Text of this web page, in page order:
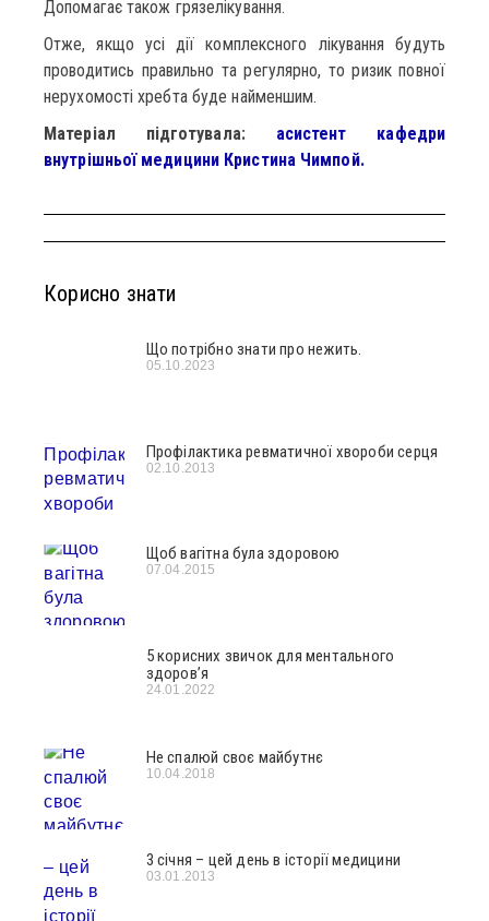
Допомагає також грязелікування.
Отже, якщо усі дії комплексного лікування будуть
проводитись правильно та регулярно, то ризик повної
нерухомості хребта буде найменшим.
Матеріал підготувала: асистент кафедри
внутрішньої медицини Кристина Чимпой.
Корисно знати
Що потрібно знати про нежить.
05.10.2023
Профілактика ревматичної хвороби серця
02.10.2013
Щоб вагітна була здоровою
07.04.2015
5 корисних звичок для ментального
здоров’я
24.01.2022
Не спалюй своє майбутнє
10.04.2018
3 січня – цей день в історії медицини
03.01.2013